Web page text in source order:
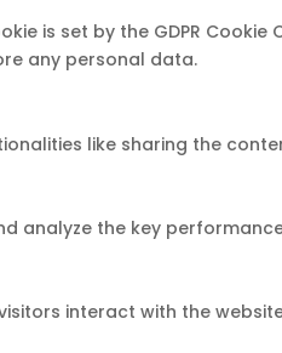
is set by the GDPR
any personal data.
like sharing the
analyze the key
interact with the